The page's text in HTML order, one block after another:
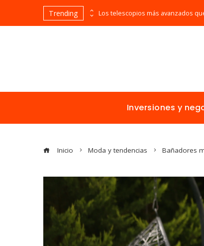
Trending Alimentos naturales con vitamina C para mejorar la reparación de tejidos y la salud general
Inversiones y
Inicio Moda y tendencias Bañadores